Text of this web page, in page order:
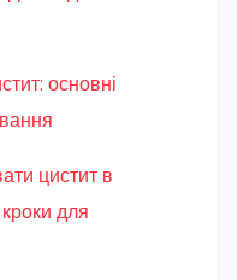
основні
цистит в
для